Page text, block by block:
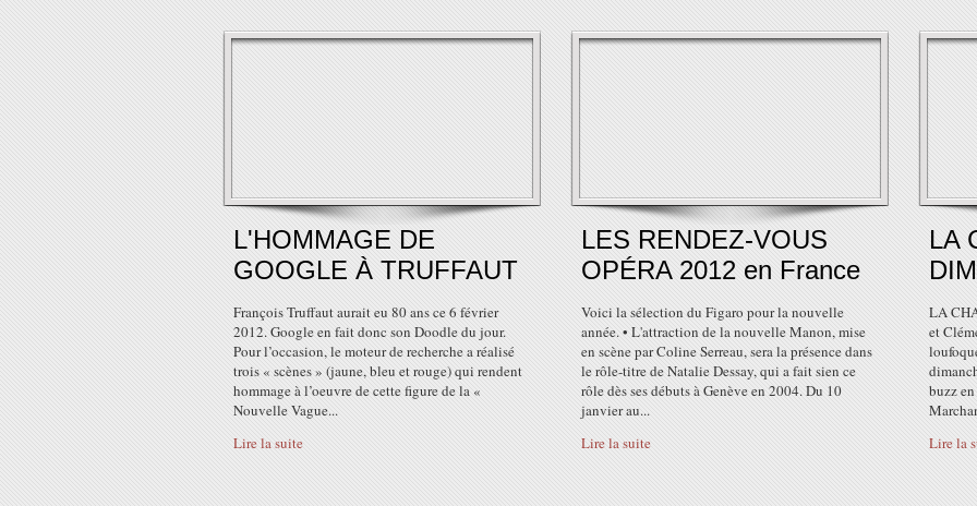
L'HOMMAGE DE
GOOGLE À TRUFFAUT
François Truffaut aurait eu 80 ans ce 6 février
2012. Google en fait donc son Doodle du jour.
Pour l’occasion, le moteur de recherche a réalisé
trois « scènes » (jaune, bleu et rouge) qui rendent
hommage à l’oeuvre de cette figure de la «
Nouvelle Vague...
Lire la suite
LES RENDEZ-VOUS
OPÉRA 2012 en France
Voici la sélection du Figaro pour la nouvelle
année. • L'attraction de la nouvelle Manon, mise
en scène par Coline Serreau, sera la présence dans
le rôle-titre de Natalie Dessay, qui a fait sien ce
rôle dès ses débuts à Genève en 2004. Du 10
janvier au...
Lire la suite
LA
LA
et
buzz
Lire la